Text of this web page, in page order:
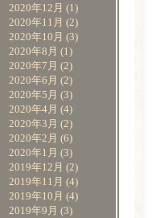
2020年12月 (1)
2020年11月 (2)
2020年10月 (3)
2020年8月 (1)
2020年7月 (2)
2020年6月 (2)
2020年5月 (3)
2020年4月 (4)
2020年3月 (2)
2020年2月 (6)
2020年1月 (3)
2019年12月 (2)
2019年11月 (4)
2019年10月 (4)
2019年9月 (3)